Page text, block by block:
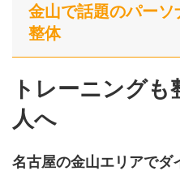
金山で話題のパーソ
整体
トレーニング
人へ
名古屋の金山エリアでダ